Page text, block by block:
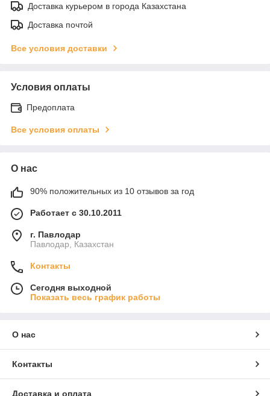
Доставка курьером в города Казахстана
Доставка почтой
Все условия доставки
Условия оплаты
Предоплата
Все условия оплаты
О нас
90% положительных из 10 отзывов за год
Работает с 30.10.2011
г. Павлодар
Павлодар, Казахстан
Контакты
Сегодня выходной
Показать весь график работы
О нас
Контакты
Доставка и оплата